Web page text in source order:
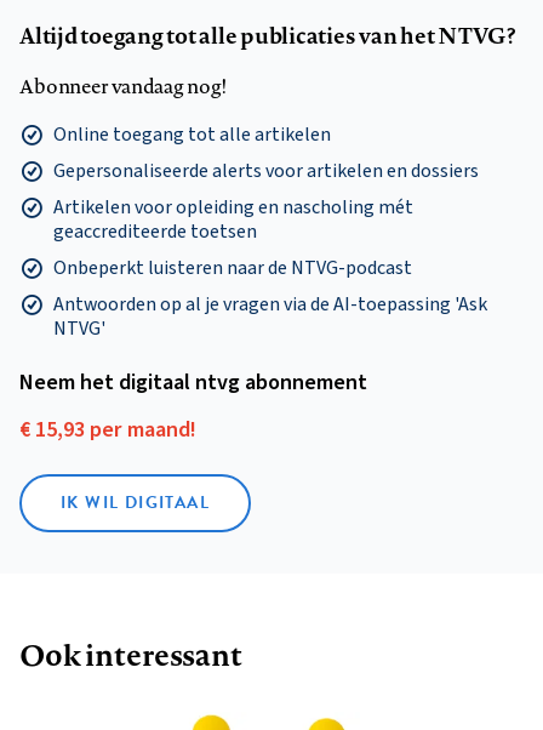
Altijd toegang tot alle publicaties van het NTVG?
Abonneer vandaag nog!
Online toegang tot alle artikelen
Gepersonaliseerde alerts voor artikelen en dossiers
Artikelen voor opleiding en nascholing mét
geaccrediteerde toetsen
Onbeperkt luisteren naar de NTVG-podcast
Antwoorden op al je vragen via de AI-toepassing 'Ask
NTVG'
Neem het digitaal ntvg abonnement
€ 15,93 per maand!
IK WIL DIGITAAL
Ook interessant